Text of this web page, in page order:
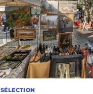
SÉLECTION